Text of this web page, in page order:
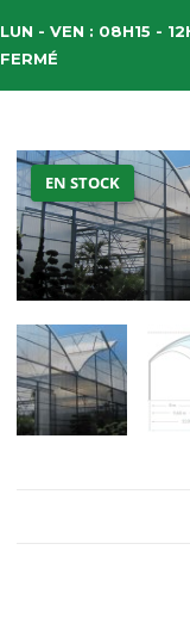
LUN - VEN : 08H15 -
FERMÉ
EN STOCK